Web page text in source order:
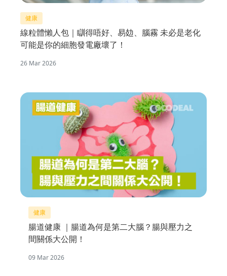
健康
線粒體懶人包｜瞓得唔好、易攰、腦霧 未必是老化
可能是你的細胞發電廠壞了！
26 Mar 2026
健康
腸道健康 ｜腸道為何是第二大腦？腸與壓力之
間關係大公開！
09 Mar 2026